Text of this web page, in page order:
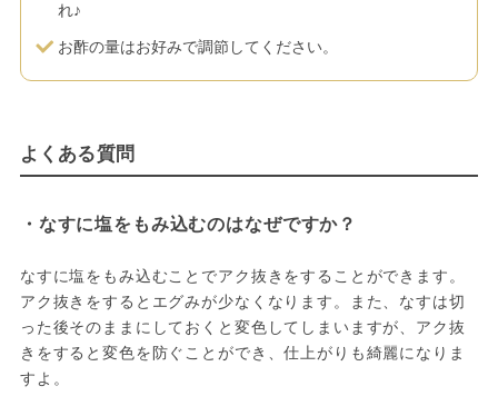
れ♪
お酢の量はお好みで調節してください。
よくある質問
・なすに塩をもみ込むのはなぜですか？
なすに塩をもみ込むことでアク抜きをすることができます。
アク抜きをするとエグみが少なくなります。また、なすは切
った後そのままにしておくと変色してしまいますが、アク抜
きをすると変色を防ぐことができ、仕上がりも綺麗になりま
すよ。